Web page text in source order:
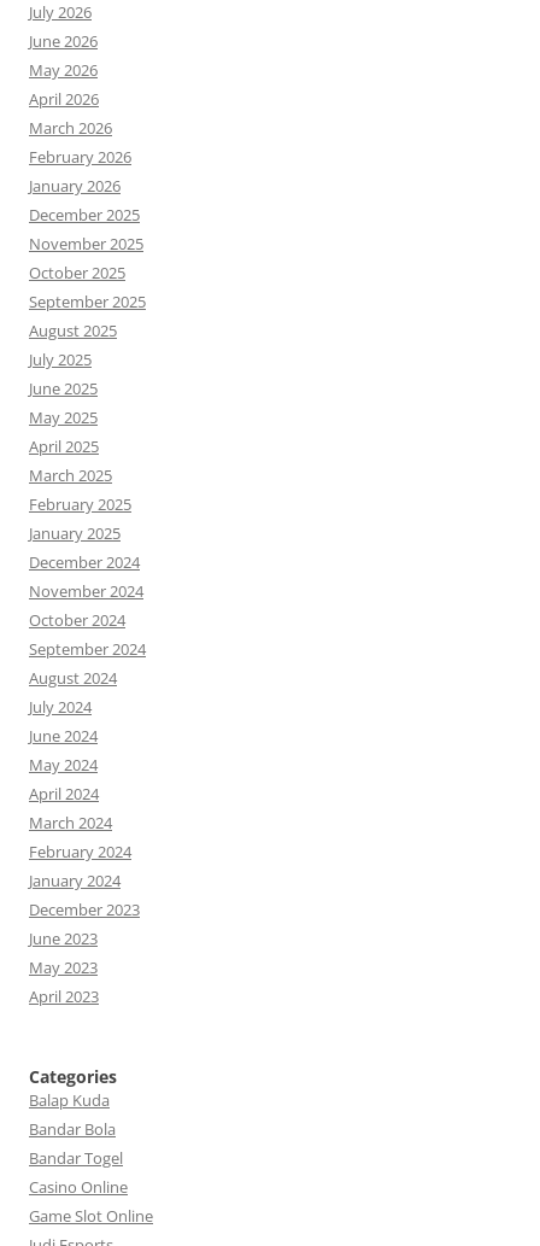
July 2026
June 2026
May 2026
April 2026
March 2026
February 2026
January 2026
December 2025
November 2025
October 2025
September 2025
August 2025
July 2025
June 2025
May 2025
April 2025
March 2025
February 2025
January 2025
December 2024
November 2024
October 2024
September 2024
August 2024
July 2024
June 2024
May 2024
April 2024
March 2024
February 2024
January 2024
December 2023
June 2023
May 2023
April 2023
Categories
Balap Kuda
Bandar Bola
Bandar Togel
Casino Online
Game Slot Online